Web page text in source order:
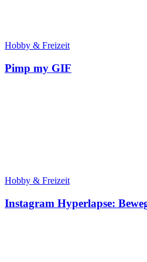
Hobby & Freizeit
Pimp my GIF
Hobby & Freizeit
Instagram Hyperlapse: